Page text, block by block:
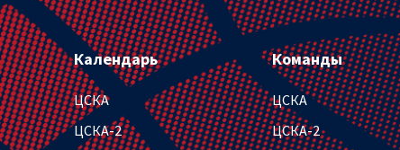
Календарь
ЦСКА
ЦСКА-2
Команды
ЦСКА
ЦСКА-2